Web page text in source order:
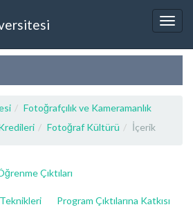
Fotoğrafçılık ve Kameramanlık
Fotoğraf Kültürü İçerik
Çıktıları
Program Çıktılarına Katkısı